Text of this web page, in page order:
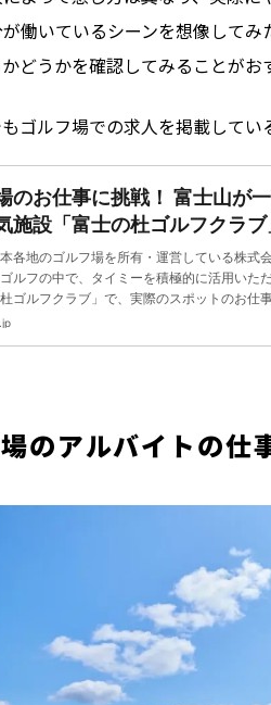
働いているシーンを想像して
どうかを確認してみることがお
ゴルフ場での求人を掲載してい
のお仕事に挑戦！ 富士山が
施設「富士の杜ゴルフクラブ
にスキマバイトをやってみ
ボ - スキマで働く、世界が広
各地のゴルフ場を所有・運営している株式
ルフの中で、タイミーを積極的に活用いた
ゴルフクラブ」で、実際のスポットのお仕
、支配人の宮原さんにタイミーの活用やワー
のアルバイトの仕